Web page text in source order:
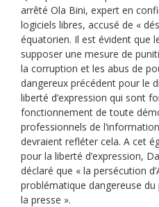
arrêté Ola Bini, expert en
logiciels libres, accusé de «
équatorien. Il est évident que
supposer une mesure de
la corruption et les abus de
dangereux précédent pour le
liberté d’expression qui sont
fonctionnement de toute
professionnels de
devraient refléter cela. A cet
pour la liberté d’expression,
déclaré que « la persécution
problématique dangereuse
la presse ».